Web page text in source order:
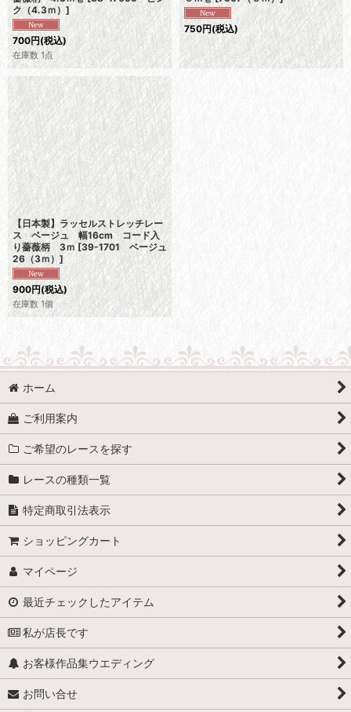
ク（4.3ｍ）]
700円(税込)
在庫数 1点
750円(税込)
【日本製】ラッセルストレッチレー
ス ベージュ 幅16cm コード入
り薔薇柄 3ｍ [39-1701 ベージュ
26（3ｍ）]
900円(税込)
在庫数 1個
ホーム
ご利用案内
ご希望のレースを探す
レースの種類一覧
特定商取引法表示
ショッピングカート
マイページ
最近チェックしたアイテム
私が店長です
お客様作品集ウエディング
お問い合せ